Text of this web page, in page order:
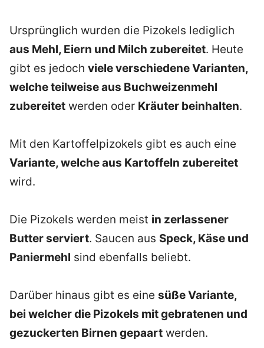
Ursprünglich wurden die Pizokels lediglich
aus Mehl, Eiern und Milch zubereitet. Heute
gibt es jedoch viele verschiedene Varianten,
welche teilweise aus Buchweizenmehl
zubereitet werden oder Kräuter beinhalten.
Mit den Kartoffelpizokels gibt es auch eine
Variante, welche aus Kartoffeln zubereitet
wird.
Die Pizokels werden meist in zerlassener
Butter serviert. Saucen aus Speck, Käse und
Paniermehl sind ebenfalls beliebt.
Darüber hinaus gibt es eine süße Variante,
bei welcher die Pizokels mit gebratenen und
gezuckerten Birnen gepaart werden.